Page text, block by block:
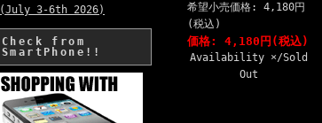
(July 3-6th 2026)
Check from
SmartPhone!!
希望小売価格: 4,180円
(税込)
価格: 4,180円(税込)
Availability ×/Sold
Out